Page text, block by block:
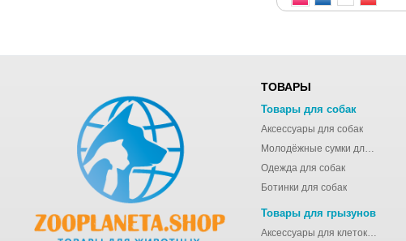
ТОВАРЫ
Товары для собак
Аксессуары для собак
Молодёжные сумки для девушек
Одежда для собак
Ботинки для собак
Товары для грызунов
Аксессуары для клеток для грызунов